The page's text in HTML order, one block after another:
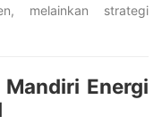
melainkan strategi
Energi